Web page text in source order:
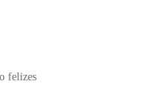
felizes